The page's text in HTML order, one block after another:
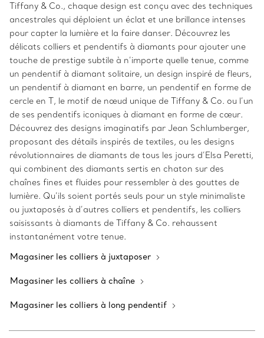
Tiffany & Co., chaque design est conçu avec des techniques
ancestrales qui déploient un éclat et une brillance intenses
pour capter la lumière et la faire danser. Découvrez les
délicats colliers et pendentifs à diamants pour ajouter une
touche de prestige subtile à n’importe quelle tenue, comme
un pendentif à diamant solitaire, un design inspiré de fleurs,
un pendentif à diamant en barre, un pendentif en forme de
cercle en T, le motif de nœud unique de Tiffany & Co. ou l’un
de ses pendentifs iconiques à diamant en forme de cœur.
Découvrez des designs imaginatifs par Jean Schlumberger,
proposant des détails inspirés de textiles, ou les designs
révolutionnaires de diamants de tous les jours d’Elsa Peretti,
qui combinent des diamants sertis en chaton sur des
chaînes fines et fluides pour ressembler à des gouttes de
lumière. Qu’ils soient portés seuls pour un style minimaliste
ou juxtaposés à d’autres colliers et pendentifs, les colliers
saisissants à diamants de Tiffany & Co. rehaussent
instantanément votre tenue.
Magasiner les colliers à juxtaposer
Magasiner les colliers à chaîne
Magasiner les colliers à long pendentif